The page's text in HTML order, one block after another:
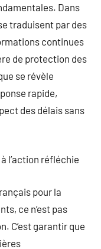
Dans
traduisent par des
continues
de protection des
se révèle
rapide,
des délais sans
l’action réfléchie
pour la
ce n’est pas
C’est garantir que